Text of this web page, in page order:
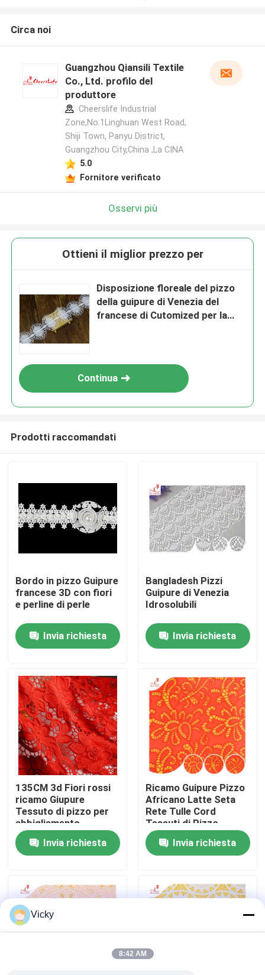
Casa
Circa noi
Giro della fabbrica
Controllo di qualità
Contattici
Richieda una citazione
Exhibition Information
tessuto ricamato del pizzo
Circa noi
Guangzhou Qiansili Textile
Co., Ltd. profilo del
produttore
Cheerslife Industrial
Zone,No.1Linghuan West Road,
Shiji Town, Panyu District,
Guangzhou City,China ,La CINA
5.0
Fornitore verificato
Osservi più
Ottieni il miglior prezzo per
Disposizione floreale del pizzo
della guipure di Venezia del
francese di Cutomized per la
Continua
Prodotti raccomandati
Bordo in pizzo Guipure
francese 3D con fiori
e perline di perle
Invia richiesta
Bangladesh Pizzi
Guipure di Venezia
Idrosolubili
Invia richiesta
135CM 3d Fiori rossi
ricamo Giupure
Tessuto di pizzo per
abbigliamento
Invia richiesta
Ricamo Guipure Pizzo
Africano Latte Seta
Rete Tulle Cord
Tessuti di Pizzo
Invia richiesta
Vicky
8:42 AM